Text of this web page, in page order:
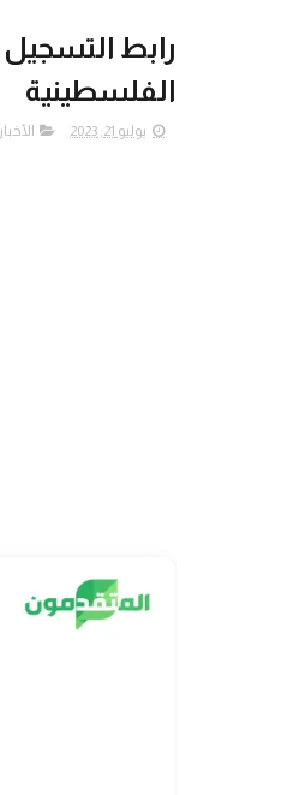
الفلسطينية
يوليو 21, 2023 الأخبار